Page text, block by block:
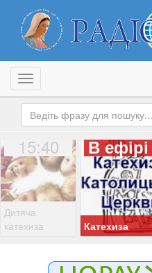
Toggle navigation
15:40
Дитяча
катехиза
В ефірі
Катехиза